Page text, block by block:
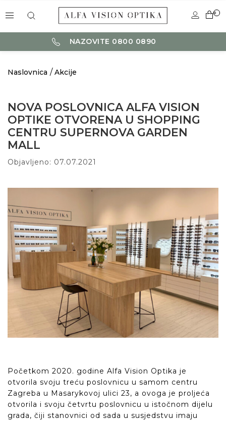
0
NAZOVITE 0800 0890
Naslovnica Akcije
NOVA POSLOVNICA ALFA VISION
OPTIKE OTVORENA U SHOPPING
CENTRU SUPERNOVA GARDEN
MALL
Objavljeno: 07.07.2021
Početkom 2020. godine Alfa Vision Optika je
otvorila svoju treću poslovnicu u samom centru
Zagreba u Masarykovoj ulici 23, a ovoga je proljeća
otvorila i svoju četvrtu poslovnicu u istočnom dijelu
grada, čiji stanovnici od sada u susjedstvu imaju